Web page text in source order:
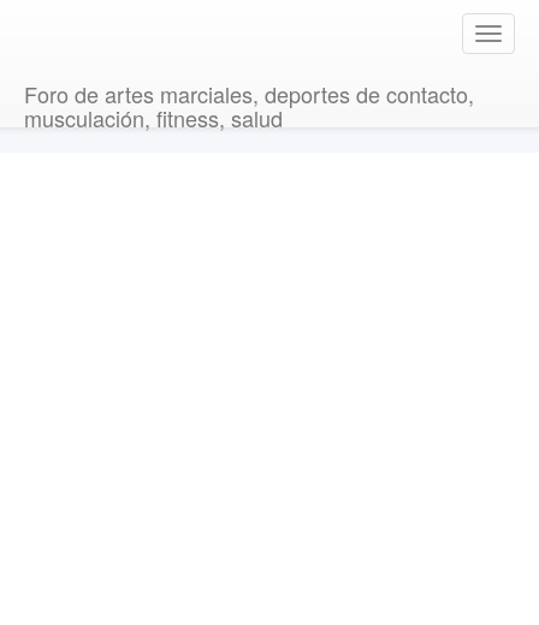
T
o
Foro de artes marciales, deportes de contacto,
musculación, fitness, salud